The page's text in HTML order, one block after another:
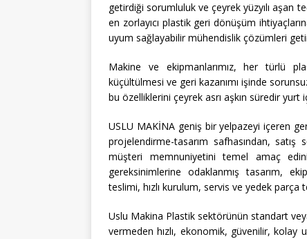
getirdiği sorumluluk ve çeyrek yüzyılı aşan
en zorlayıcı plastik geri dönüşüm
uyum sağlayabilir mühendislik çözümleri
Makine ve ekipmanlarımız, her türlü
küçültülmesi ve geri kazanımı işinde
bu özelliklerini çeyrek asrı aşkın süredir yurt
USLU MAKİNA geniş bir yelpazeyi içeren
projelendirme-tasarım safhasından,
müşteri memnuniyetini temel amaç
gereksinimlerine odaklanmış tasarım,
teslimi, hızlı kurulum, servis ve yedek parça
Uslu Makina Plastik sektörünün standart
vermeden hızlı, ekonomik, güvenilir, kolay